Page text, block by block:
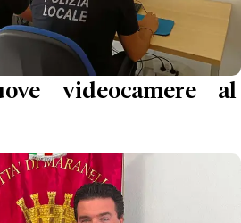
videocamere al